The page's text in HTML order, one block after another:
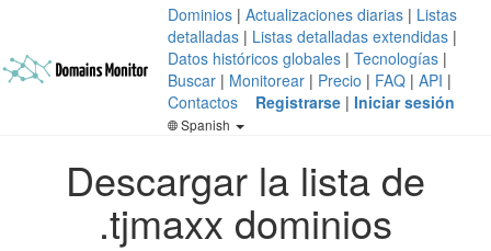
Dominios | Actualizaciones diarias | Listas
detalladas | Listas detalladas extendidas |
Datos históricos globales | Tecnologías |
Buscar | Monitorear | Precio | FAQ | API |
Contactos
Registrarse | Iniciar sesión
Spanish
Descargar la lista de
.tjmaxx dominios